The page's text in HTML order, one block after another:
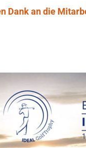
Dank an die